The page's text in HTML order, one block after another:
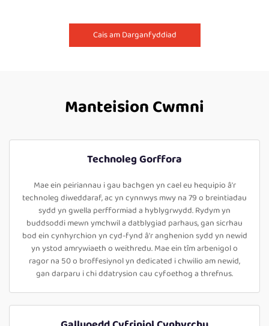
Cais am Darganfyddiad
Manteision Cwmni
Technoleg Gorffora
Mae ein peiriannau i gau bachgen yn cael eu hequipio â'r
technoleg diweddaraf, ac yn cynnwys mwy na 79 o breintiadau
sydd yn gwella perfformiad a hyblygrwydd. Rydym yn
buddsoddi mewn ymchwil a datblygiad parhaus, gan sicrhau
bod ein cynhyrchion yn cyd-fynd â'r anghenion sydd yn newid
yn ystod amrywiaeth o weithredu. Mae ein tîm arbenigol o
ragor na 50 o broffesiynol yn dedicated i chwilio am newid,
gan darparu i chi ddatrysion cau cyfoethog a threfnus.